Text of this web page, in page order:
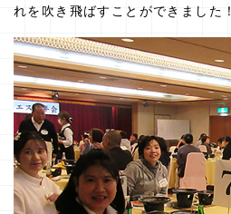
れを吹き飛ばすことができました！